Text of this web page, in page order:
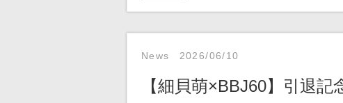
News 2026/06/10
【細貝萌×BBJ60】引退記